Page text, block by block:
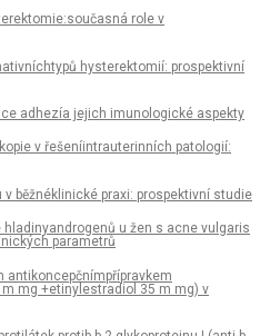
role v
hysterektomií: prospektivní
adhezía jejich imunologické aspekty
v řešeníintrauterinních patologií:
běžnéklinické praxi: prospektivní studie
u žen s acne vulgaris
parametrů
mg +etinylestradiol 35 m mg) v